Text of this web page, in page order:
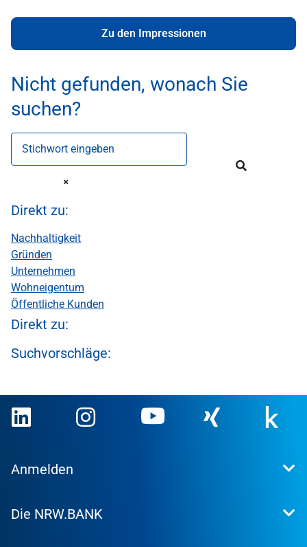
Zu den Impressionen
Nicht gefunden, wonach Sie
suchen?
Stichwort eingeben
Direkt zu:
Nachhaltigkeit
Gründen
Unternehmen
Wohneigentum
Öffentliche Kunden
Direkt zu:
Suchvorschläge:
Anmelden
Kundenportal
Die NRW.BANK